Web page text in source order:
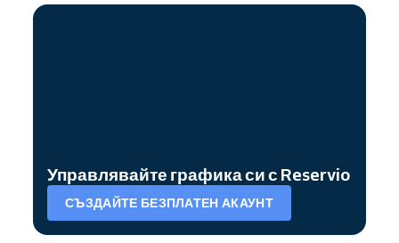
Управлявайте графика си с Reservio
СЪЗДАЙТЕ БЕЗПЛАТЕН АКАУНТ